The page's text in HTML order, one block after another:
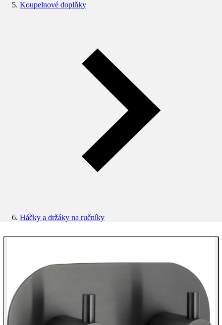
Koupelnové doplňky
Háčky a držáky na ručníky